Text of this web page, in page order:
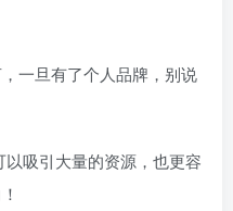
一旦有了个人品牌，别说
吸引大量的资源，也更容